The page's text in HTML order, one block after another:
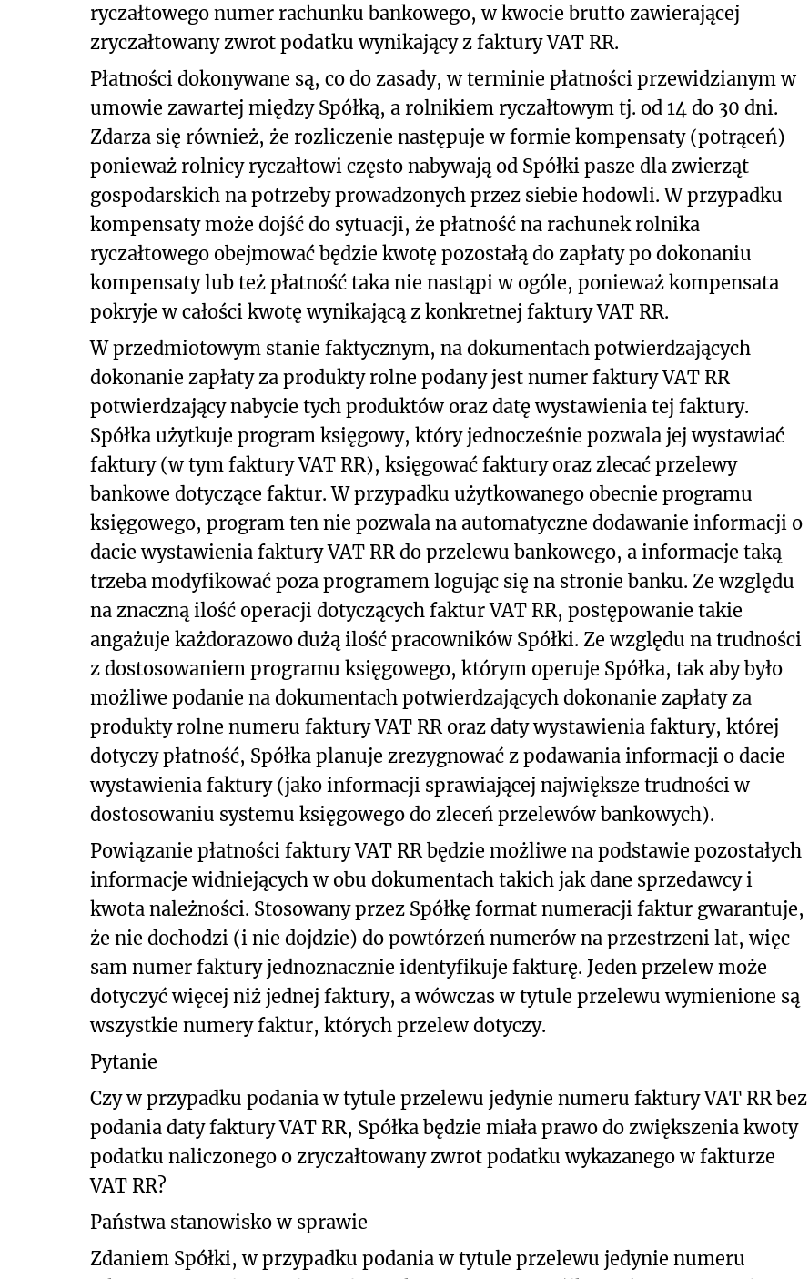
ryczałtowego numer rachunku bankowego, w kwocie brutto zawierającej
zryczałtowany zwrot podatku wynikający z faktury VAT RR.
Płatności dokonywane są, co do zasady, w terminie płatności przewidzianym w
umowie zawartej między Spółką, a rolnikiem ryczałtowym tj. od 14 do 30 dni.
Zdarza się również, że rozliczenie następuje w formie kompensaty (potrąceń)
ponieważ rolnicy ryczałtowi często nabywają od Spółki pasze dla zwierząt
gospodarskich na potrzeby prowadzonych przez siebie hodowli. W przypadku
kompensaty może dojść do sytuacji, że płatność na rachunek rolnika
ryczałtowego obejmować będzie kwotę pozostałą do zapłaty po dokonaniu
kompensaty lub też płatność taka nie nastąpi w ogóle, ponieważ kompensata
pokryje w całości kwotę wynikającą z konkretnej faktury VAT RR.
W przedmiotowym stanie faktycznym, na dokumentach potwierdzających
dokonanie zapłaty za produkty rolne podany jest numer faktury VAT RR
potwierdzający nabycie tych produktów oraz datę wystawienia tej faktury.
Spółka użytkuje program księgowy, który jednocześnie pozwala jej wystawiać
faktury (w tym faktury VAT RR), księgować faktury oraz zlecać przelewy
bankowe dotyczące faktur. W przypadku użytkowanego obecnie programu
księgowego, program ten nie pozwala na automatyczne dodawanie informacji o
dacie wystawienia faktury VAT RR do przelewu bankowego, a informacje taką
trzeba modyfikować poza programem logując się na stronie banku. Ze względu
na znaczną ilość operacji dotyczących faktur VAT RR, postępowanie takie
angażuje każdorazowo dużą ilość pracowników Spółki. Ze względu na trudności
z dostosowaniem programu księgowego, którym operuje Spółka, tak aby było
możliwe podanie na dokumentach potwierdzających dokonanie zapłaty za
produkty rolne numeru faktury VAT RR oraz daty wystawienia faktury, której
dotyczy płatność, Spółka planuje zrezygnować z podawania informacji o dacie
wystawienia faktury (jako informacji sprawiającej największe trudności w
dostosowaniu systemu księgowego do zleceń przelewów bankowych).
Powiązanie płatności faktury VAT RR będzie możliwe na podstawie pozostałych
informacje widniejących w obu dokumentach takich jak dane sprzedawcy i
kwota należności. Stosowany przez Spółkę format numeracji faktur gwarantuje,
że nie dochodzi (i nie dojdzie) do powtórzeń numerów na przestrzeni lat, więc
sam numer faktury jednoznacznie identyfikuje fakturę. Jeden przelew może
dotyczyć więcej niż jednej faktury, a wówczas w tytule przelewu wymienione są
wszystkie numery faktur, których przelew dotyczy.
Pytanie
Czy w przypadku podania w tytule przelewu jedynie numeru faktury VAT RR bez
podania daty faktury VAT RR, Spółka będzie miała prawo do zwiększenia kwoty
podatku naliczonego o zryczałtowany zwrot podatku wykazanego w fakturze
VAT RR?
Państwa stanowisko w sprawie
Zdaniem Spółki, w przypadku podania w tytule przelewu jedynie numeru